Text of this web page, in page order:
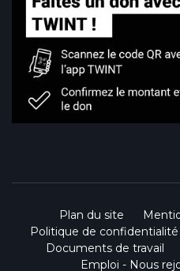
Plan du site
Politique de confidentialité
Documents de travail
Emploi - Nous